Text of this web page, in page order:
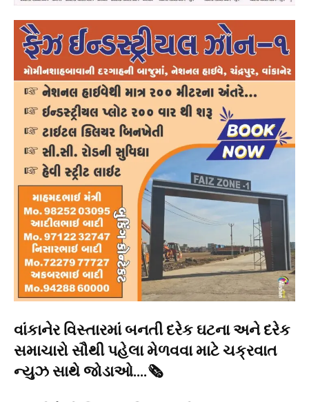
વાંકાનેર વિસ્તારમાં બનતી દરેક ઘટના અને દરેક
સમાચારો સૌથી પહેલા મેળવવા માટે ચક્રવાત
ન્યુઝ સાથે જોડાઓ….🗞️